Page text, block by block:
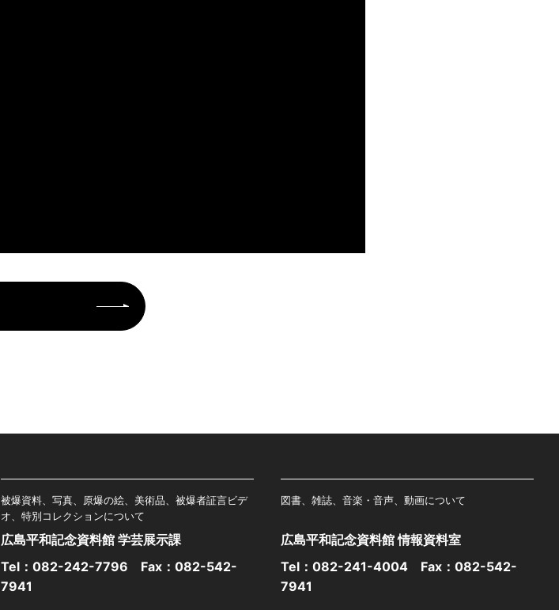
被爆資料、写真、原爆の絵、美術品、被爆者証言ビデ
オ、特別コレクションについて
広島平和記念資料館 学芸展示課
Tel： 082-242-7796 Fax：082-542-
7941
図書、雑誌、音楽・音声、動画について
広島平和記念資料館 情報資料室
Tel： 082-241-4004 Fax：082-542-
7941